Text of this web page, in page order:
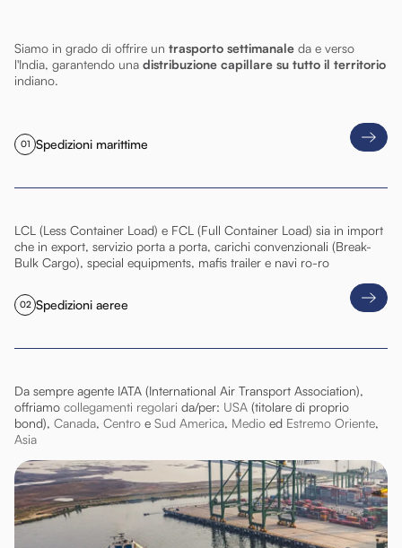
Siamo in grado di offrire un trasporto settimanale da e verso
l'India, garantendo una distribuzione capillare su tutto il territorio
indiano.
01 Spedizioni marittime
LCL (Less Container Load) e FCL (Full Container Load) sia in import
che in export, servizio porta a porta, carichi convenzionali (Break-
Bulk Cargo), special equipments, mafis trailer e navi ro-ro
02 Spedizioni aeree
Da sempre agente IATA (International Air Transport Association),
offriamo collegamenti regolari da/per: USA (titolare di proprio
bond), Canada, Centro e Sud America, Medio ed Estremo Oriente,
Asia